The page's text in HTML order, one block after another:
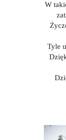
W
Tyle